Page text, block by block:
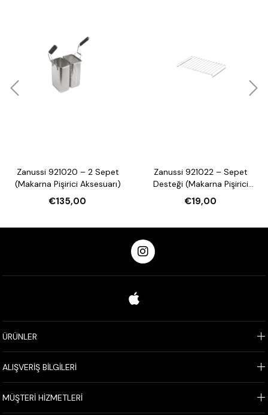
Zanussi 921020 – 2 Sepet
(Makarna Pişirici Aksesuarı)
€135,00
Zanussi 921022 – Sepet
Desteği (Makarna Pişirici
Aksesuarı)
€19,00
ÜRÜNLER
ALIŞVERİŞ BİLGİLERİ
MÜŞTERİ HİZMETLERİ